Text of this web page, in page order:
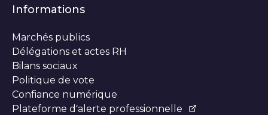
Informations
Marchés publics
Délégations et actes RH
Bilans sociaux
Politique de vote
Confiance numérique
Plateforme d’alerte professionnelle